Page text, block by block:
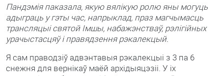
Пандэмія паказала, якую вялікую ролю яны могуць
адыграць у гэты час, напрыклад, праз магчымасць
трансляцыі святой Імшы, набажэнстваў, рэлігійных
урачыстасцяў і правядзення рэкалекцый.
Я сам праводзіў адвэнтавыя рэкалекцыі з 3 па 6
снежня для вернікаў маёй архідыяцэзіі. У іх